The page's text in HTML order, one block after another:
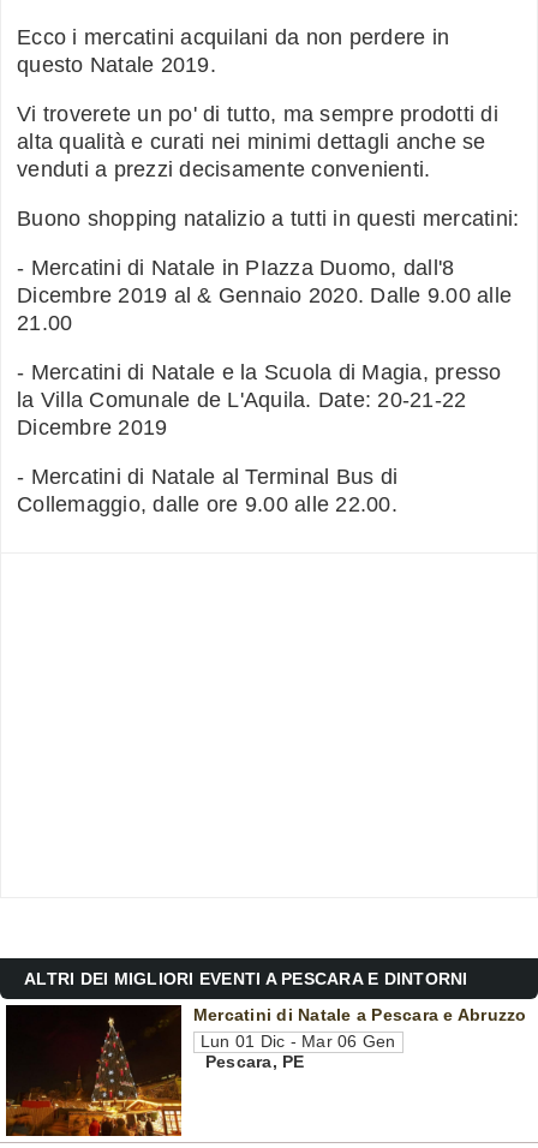
Ecco i mercatini acquilani da non perdere in
questo Natale 2019.
Vi troverete un po' di tutto, ma sempre prodotti di
alta qualità e curati nei minimi dettagli anche se
venduti a prezzi decisamente convenienti.
Buono shopping natalizio a tutti in questi mercatini:
- Mercatini di Natale in PIazza Duomo, dall'8
Dicembre 2019 al & Gennaio 2020. Dalle 9.00 alle
21.00
- Mercatini di Natale e la Scuola di Magia, presso
la Villa Comunale de L'Aquila. Date: 20-21-22
Dicembre 2019
- Mercatini di Natale al Terminal Bus di
Collemaggio, dalle ore 9.00 alle 22.00.
ALTRI DEI MIGLIORI EVENTI A PESCARA E DINTORNI
Mercatini di Natale a Pescara e Abruzzo
Lun 01 Dic - Mar 06 Gen
Pescara, PE